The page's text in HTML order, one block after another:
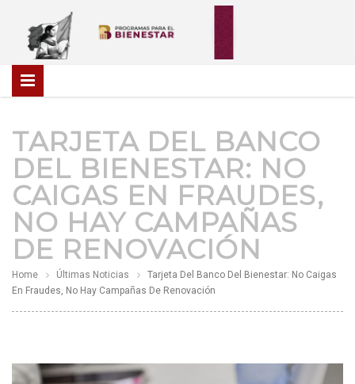
TARJETA DEL BANCO
DEL BIENESTAR: NO
CAIGAS EN FRAUDES,
NO HAY CAMPAÑAS
DE RENOVACIÓN
Home Últimas Noticias
Tarjeta Del Banco Del Bienestar: No Caigas
En Fraudes, No Hay Campañas De Renovación